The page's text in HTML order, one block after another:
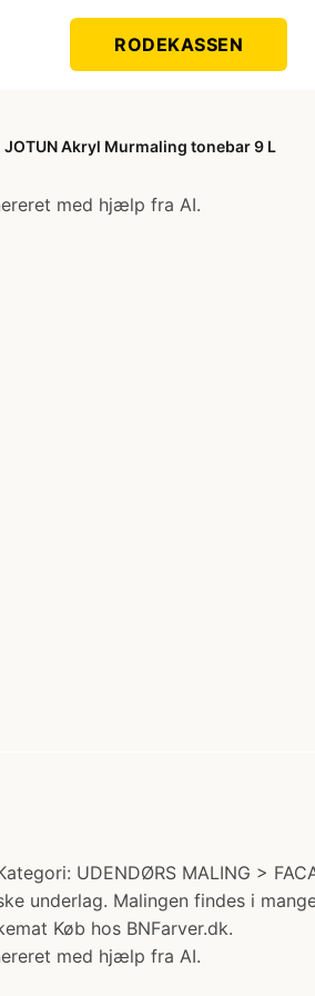
RODEKASSEN
JOTUN Akryl Murmaling tonebar 9 L
med hjælp fra AI.
UDENDØRS MALING >
underlag. Malingen findes i
Køb hos BNFarver.dk.
med hjælp fra AI.